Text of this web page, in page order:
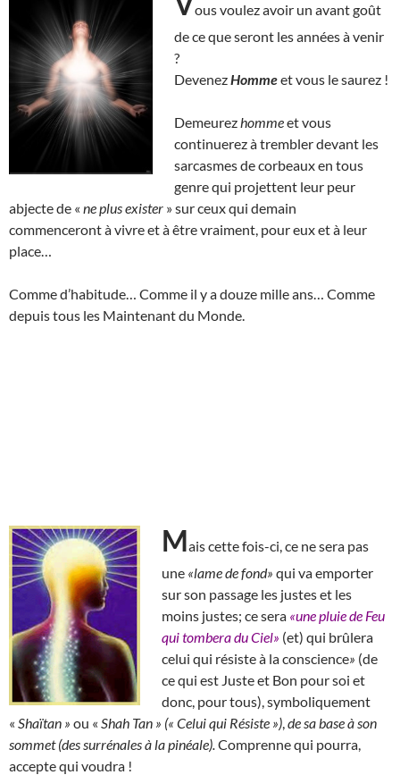
ous voulez avoir un avant goût
de ce que seront les années à venir
?
DevenezHommeet vous le saurez !
Demeurez hommeet vous
continuerez à trembler devant les
sarcasmes de corbeaux en tous
genre qui projettent leur peur
abjecte de « ne plus exister » sur ceux qui demain
commenceront à vivre et à être vraiment, pour eux et à leur
place…
Comme d’habitude… Comme il y a douze mille ans… Comme
depuis tous les Maintenant du Monde.
Mais cette fois-ci, ce ne sera pas
une «lame de fond» qui va emporter
sur son passage les justes et les
moins justes; ce sera «une pluie de Feu
qui tombera du Ciel» (et) qui brûlera
celui qui résiste à la conscience» (de
ce qui est Juste et Bon pour soi et
donc, pour tous), symboliquement
« Shaïtan » ou « Shah Tan » (« Celui qui Résiste ») de sa base à son
sommet (des surrénales à la pinéale). Comprenne qui pourra,
accepte qui voudra !